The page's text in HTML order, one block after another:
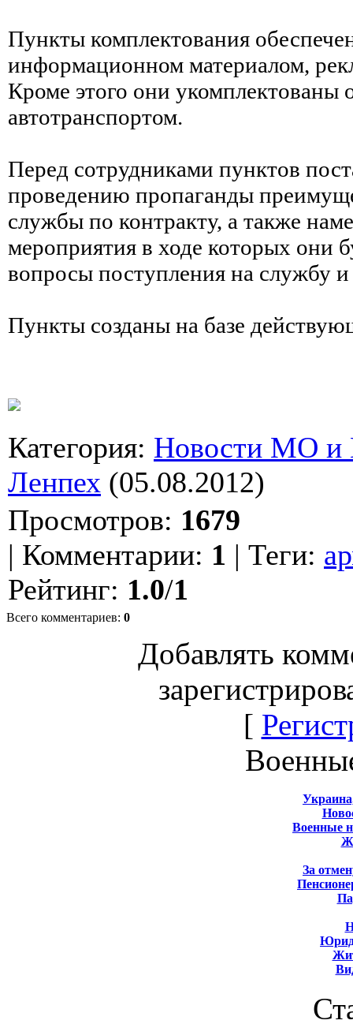
Пункты комплектования
информационном материалом,
Кроме этого они укомплектованы
автотранспортом.
Перед сотрудниками пунктов
проведению пропаганды
службы по контракту, а также
мероприятия в ходе которых они
вопросы поступления на службу
Пункты созданы на базе
Категория: Новости МО
Ленпех (05.08.2012)
Просмотров: 1679
| Комментарии: 1 | Теги:
Рейтинг: 1.0/1
Всего комментариев: 0
Добавлять
[
Военные
За